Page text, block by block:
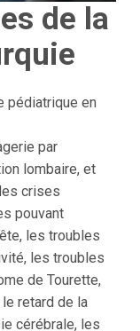
de la
pédiatrique en
par
lombaire, et
crises
pouvant
les troubles
les troubles
de Tourette,
retard de la
cérébrale, les